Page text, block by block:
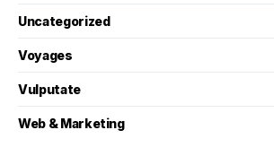
Uncategorized
Voyages
Vulputate
Web & Marketing